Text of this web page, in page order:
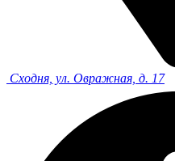
Сходня, ул. Овражная, д. 17